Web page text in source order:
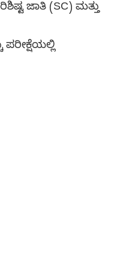
ಜಾತಿ (SC) ಮತ್ತು
ಪರೀಕ್ಷೆಯಲ್ಲಿ